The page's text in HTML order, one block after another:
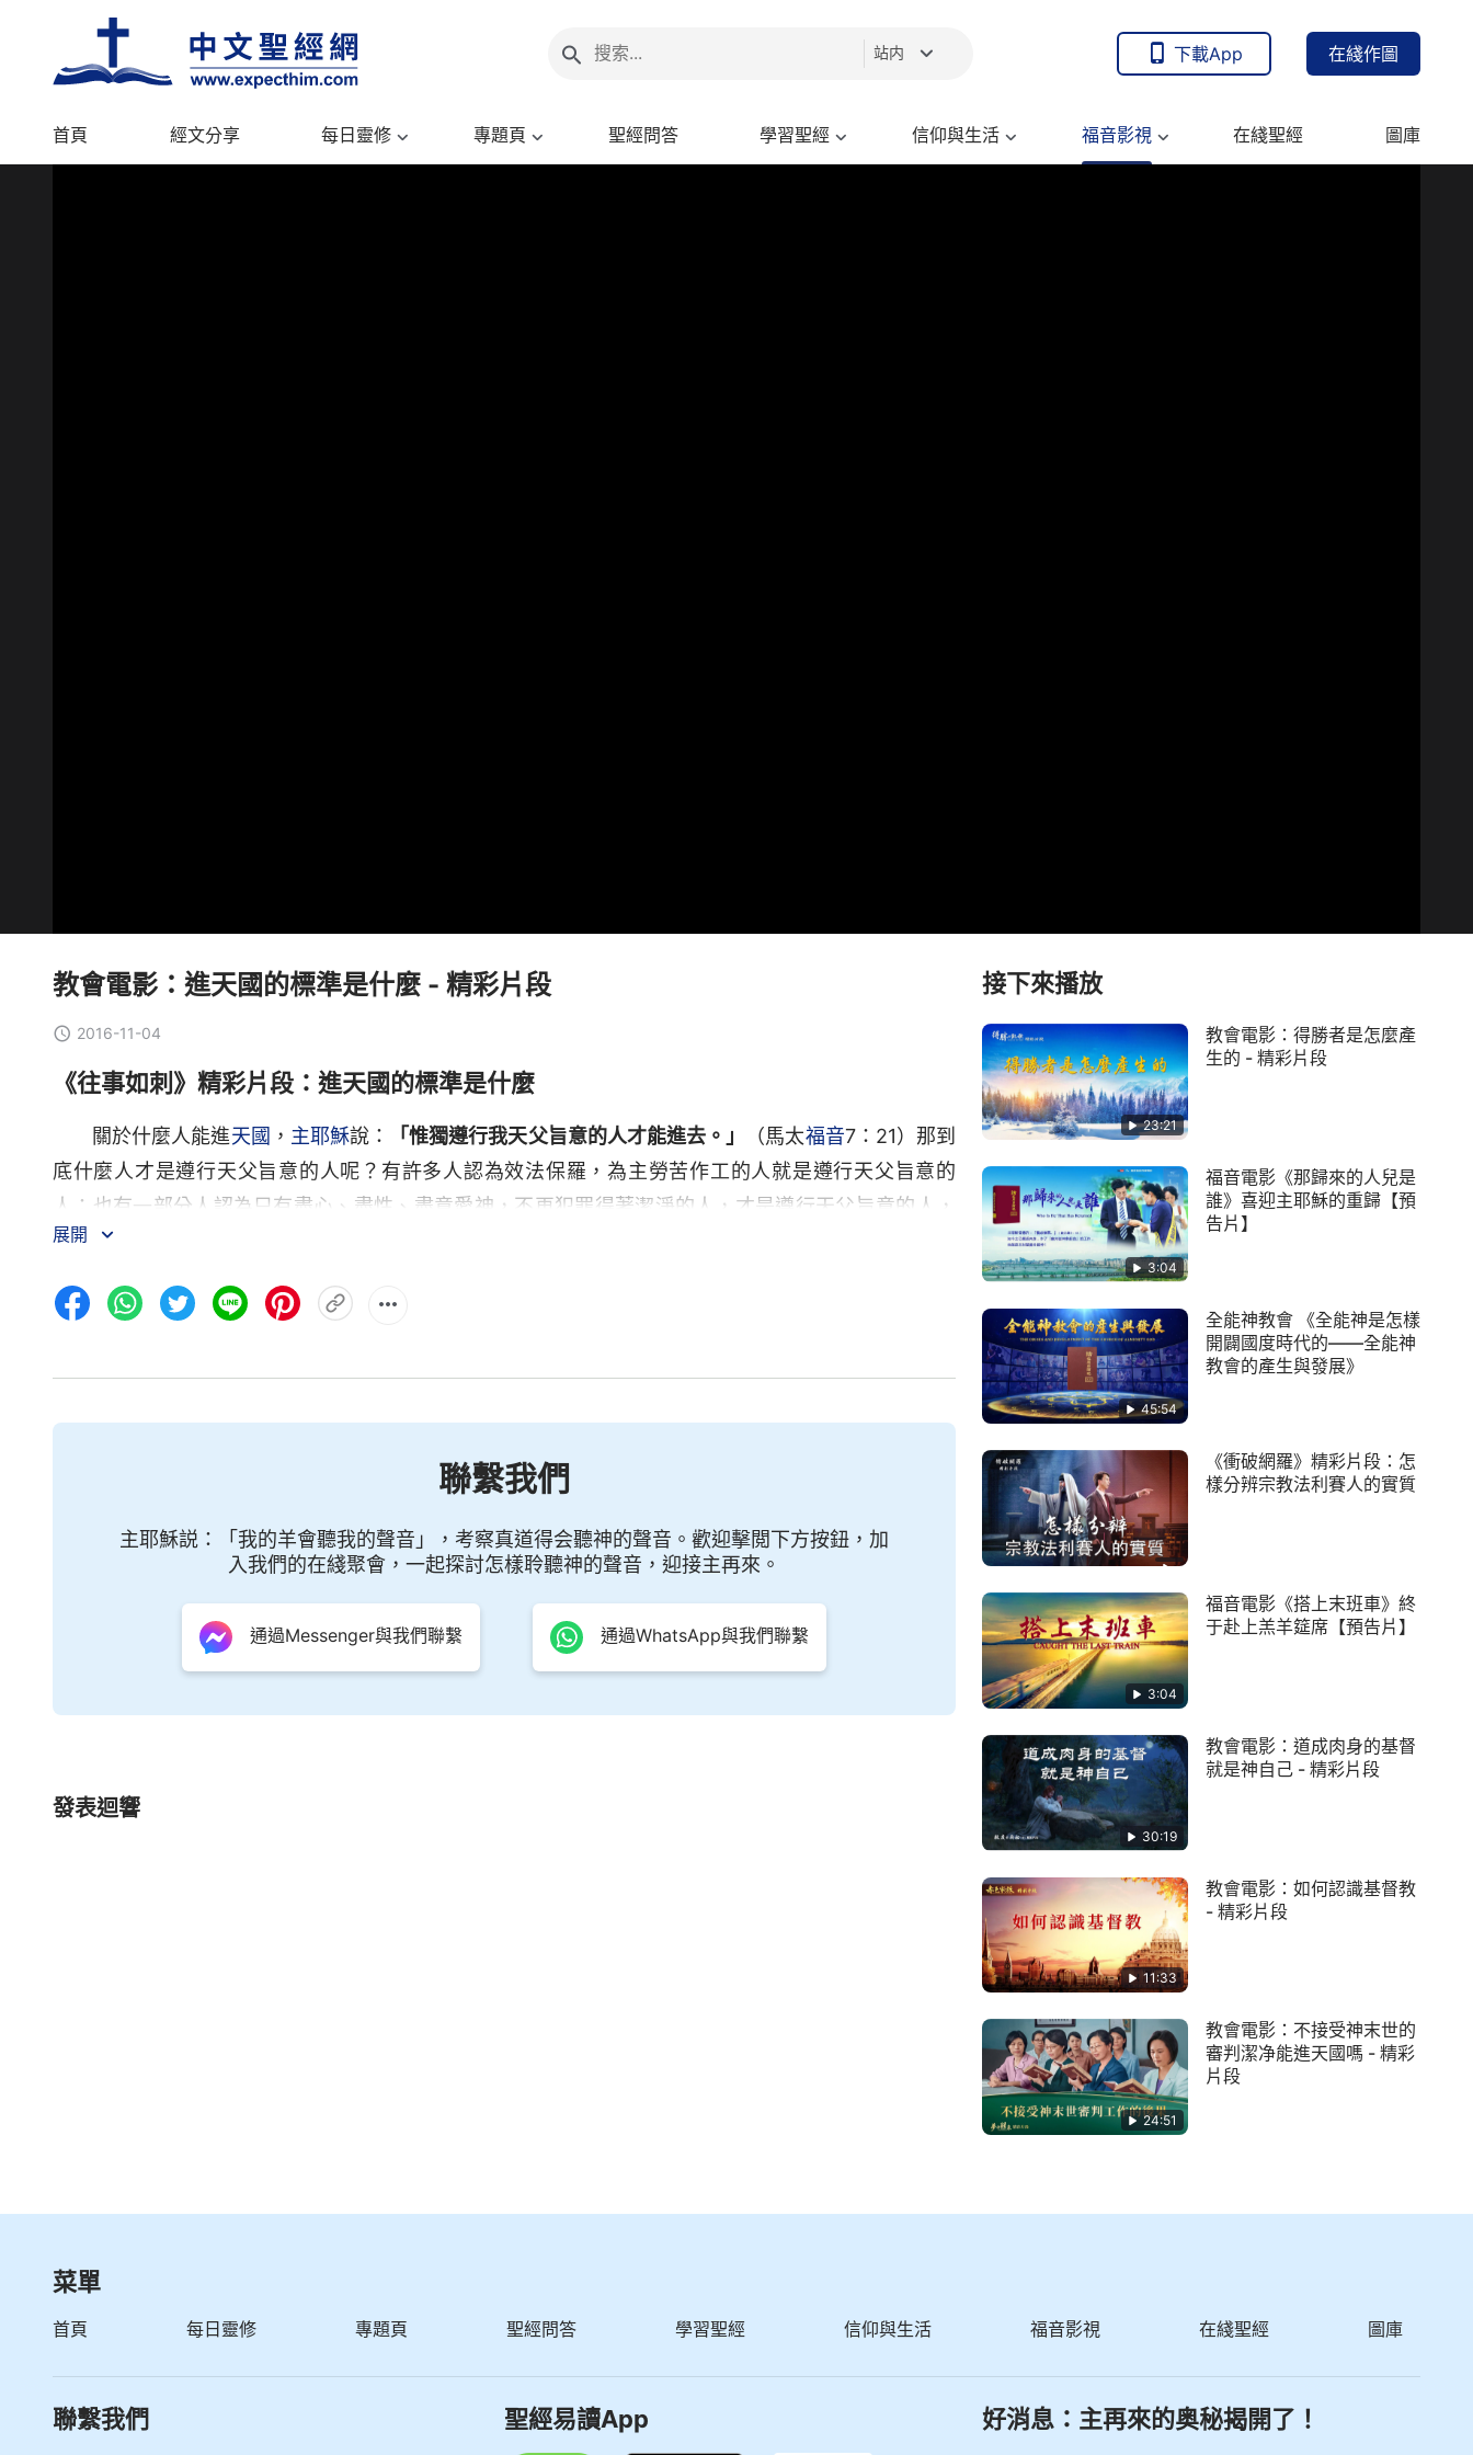
站内 下載App 在綫作圖
首頁 經文分享 每日靈修 專題頁 聖經問答 學習聖經 信仰與生活 福音影視 在綫聖經 圖庫
教會電影：進天國的標準是什麼 - 精彩片段
2016-11-04
《往事如刺》精彩片段：進天國的標準是什麼
關於什麼人能進天國 ， 主耶穌說： 「惟獨遵行我天父旨意的人才能進去。」 （馬太福音7：21）那到
底什麼人才是遵行天父旨意的人呢？有許多人認為效法保羅，為主勞苦作工的人就是遵行天父旨意的
人；也有一部分人認為只有盡心、盡性、盡意愛神，不再犯罪得著潔淨的人，才是遵行天父旨意的人，
這兩種觀點到底誰是誰非？請看雙方的激烈辯論！
展開
聯繫我們
主耶穌説：「我的羊會聽我的聲音」，考察真道得会聽神的聲音。歡迎擊閲下方按鈕，加
入我們的在綫聚會，一起探討怎樣聆聽神的聲音，迎接主再來。
通過Messenger與我們聯繫 通過WhatsApp與我們聯繫
發表迴響
接下來播放
23:21
教會電影：得勝者是怎麼產
生的 - 精彩片段
3:04
福音電影《那歸來的人兒是
誰》喜迎主耶穌的重歸【預
告片】
45:54
全能神教會 《全能神是怎樣
開闢國度時代的——全能神
教會的產生與發展》
《衝破網羅》精彩片段：怎
樣分辨宗教法利賽人的實質
3:04
福音電影《搭上末班車》終
于赴上羔羊筵席【預告片】
30:19
教會電影：道成肉身的基督
就是神自己 - 精彩片段
11:33
教會電影：如何認識基督教
- 精彩片段
24:51
教會電影：不接受神末世的
審判潔净能進天國嗎 - 精彩
片段
菜單
首頁 每日靈修 專題頁 聖經問答 學習聖經 信仰與生活 福音影視 在綫聖經 圖庫
聯繫我們 聖經易讀App 好消息：主再來的奥秘揭開了！